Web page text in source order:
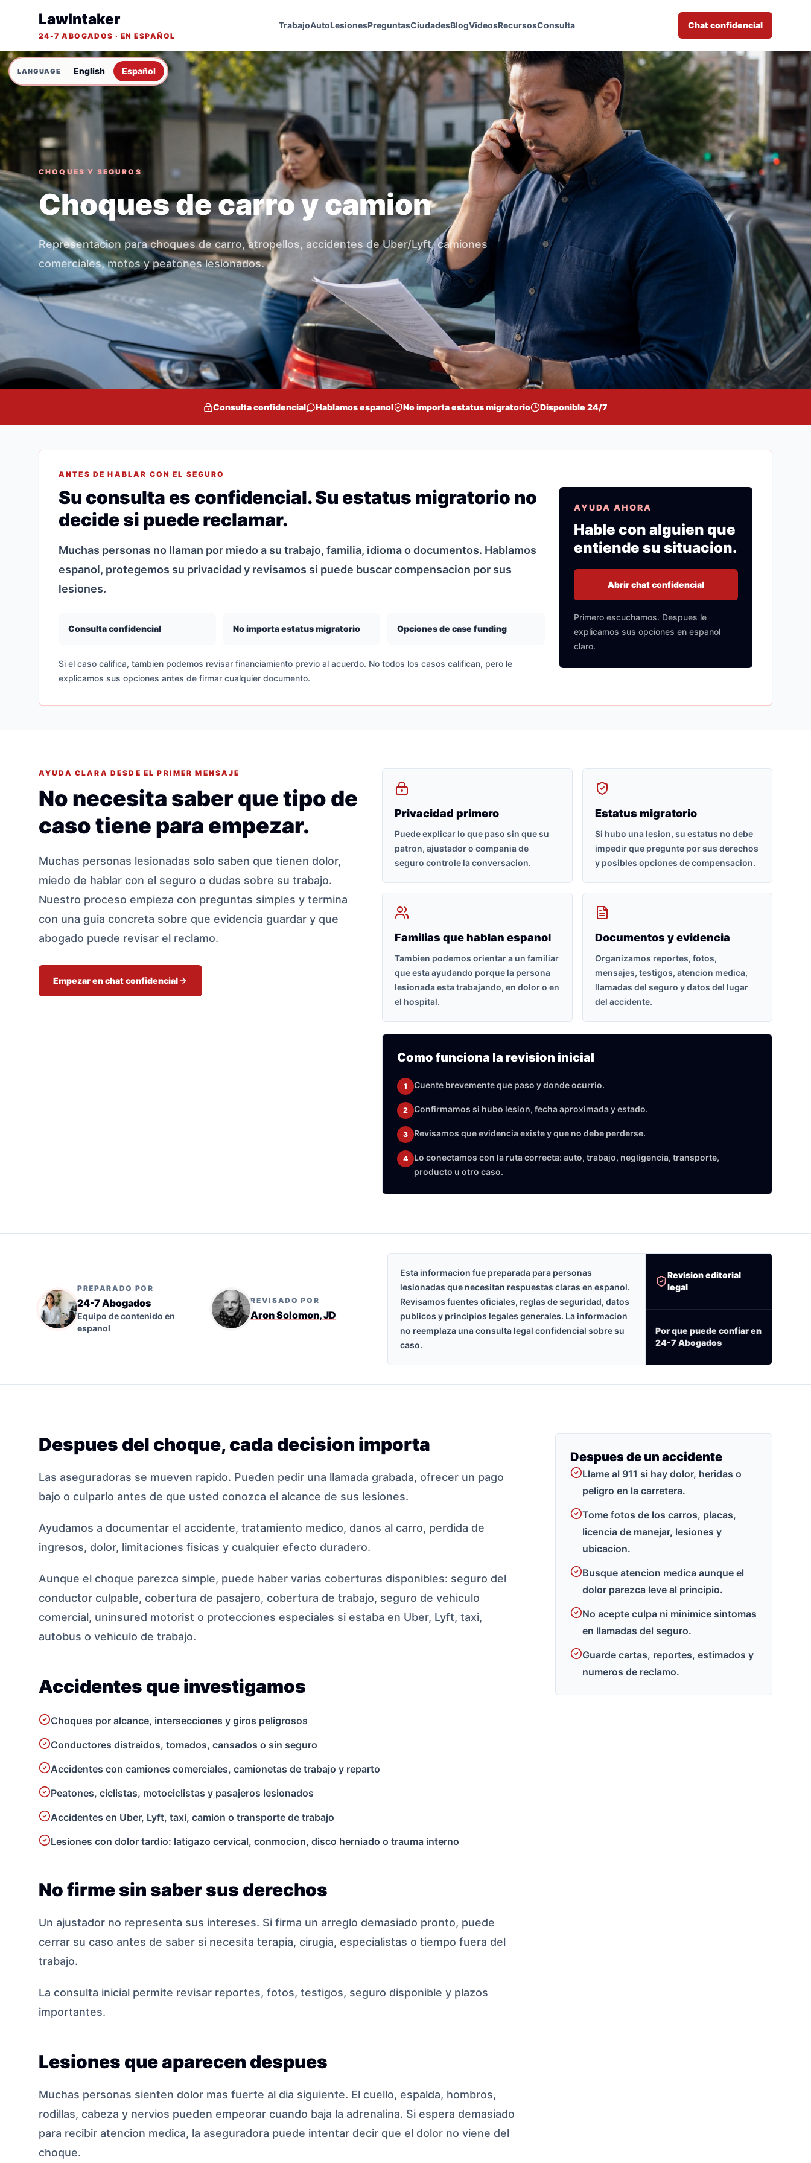
English Español
LawIntaker
24-7 ABOGADOS · EN ESPAÑOL
TrabajoAutoLesionesPreguntasCiudadesBlogVideosRecursosConsulta Chat confidencial
CHOQUES Y SEGUROS
Choques de carro y camion
Representacion para choques de carro, atropellos, accidentes de Uber/Lyft, camiones
comerciales, motos y peatones lesionados.
Consulta confidencial Hablamos espanol No importa estatus migratorio Disponible 24/7
ANTES DE HABLAR CON EL SEGURO
Su consulta es confidencial. Su estatus migratorio no
decide si puede reclamar.
Muchas personas no llaman por miedo a su trabajo, familia, idioma o documentos. Hablamos
espanol, protegemos su privacidad y revisamos si puede buscar compensacion por sus
lesiones.
Consulta confidencial No importa estatus migratorio Opciones de case funding
Si el caso califica, tambien podemos revisar financiamiento previo al acuerdo. No todos los casos califican, pero le
explicamos sus opciones antes de firmar cualquier documento.
AYUDA AHORA
Hable con alguien que
entiende su situacion.
Abrir chat confidencial
Primero escuchamos. Despues le
explicamos sus opciones en espanol
claro.
AYUDA CLARA DESDE EL PRIMER MENSAJE
No necesita saber que tipo de
caso tiene para empezar.
Muchas personas lesionadas solo saben que tienen dolor,
miedo de hablar con el seguro o dudas sobre su trabajo.
Nuestro proceso empieza con preguntas simples y termina
con una guia concreta sobre que evidencia guardar y que
abogado puede revisar el reclamo.
Empezar en chat confidencial
Privacidad primero
Puede explicar lo que paso sin que su
patron, ajustador o compania de
seguro controle la conversacion.
Estatus migratorio
Si hubo una lesion, su estatus no debe
impedir que pregunte por sus derechos
y posibles opciones de compensacion.
Familias que hablan espanol
Tambien podemos orientar a un familiar
que esta ayudando porque la persona
lesionada esta trabajando, en dolor o en
el hospital.
Documentos y evidencia
Organizamos reportes, fotos,
mensajes, testigos, atencion medica,
llamadas del seguro y datos del lugar
del accidente.
Como funciona la revision inicial
1 Cuente brevemente que paso y donde ocurrio.
2 Confirmamos si hubo lesion, fecha aproximada y estado.
3 Revisamos que evidencia existe y que no debe perderse.
4
Lo conectamos con la ruta correcta: auto, trabajo, negligencia, transporte,
producto u otro caso.
PREPARADO POR
24-7 Abogados
Equipo de contenido en
espanol
REVISADO POR
Aron Solomon, JD
Esta informacion fue preparada para personas
lesionadas que necesitan respuestas claras en espanol.
Revisamos fuentes oficiales, reglas de seguridad, datos
publicos y principios legales generales. La informacion
no reemplaza una consulta legal confidencial sobre su
caso.
Revision editorial
legal
Por que puede confiar en
24-7 Abogados
Despues del choque, cada decision importa
Las aseguradoras se mueven rapido. Pueden pedir una llamada grabada, ofrecer un pago
bajo o culparlo antes de que usted conozca el alcance de sus lesiones.
Ayudamos a documentar el accidente, tratamiento medico, danos al carro, perdida de
ingresos, dolor, limitaciones fisicas y cualquier efecto duradero.
Aunque el choque parezca simple, puede haber varias coberturas disponibles: seguro del
conductor culpable, cobertura de pasajero, cobertura de trabajo, seguro de vehiculo
comercial, uninsured motorist o protecciones especiales si estaba en Uber, Lyft, taxi,
autobus o vehiculo de trabajo.
Accidentes que investigamos
Choques por alcance, intersecciones y giros peligrosos
Conductores distraidos, tomados, cansados o sin seguro
Accidentes con camiones comerciales, camionetas de trabajo y reparto
Peatones, ciclistas, motociclistas y pasajeros lesionados
Accidentes en Uber, Lyft, taxi, camion o transporte de trabajo
Lesiones con dolor tardio: latigazo cervical, conmocion, disco herniado o trauma interno
No firme sin saber sus derechos
Un ajustador no representa sus intereses. Si firma un arreglo demasiado pronto, puede
cerrar su caso antes de saber si necesita terapia, cirugia, especialistas o tiempo fuera del
trabajo.
La consulta inicial permite revisar reportes, fotos, testigos, seguro disponible y plazos
importantes.
Lesiones que aparecen despues
Muchas personas sienten dolor mas fuerte al dia siguiente. El cuello, espalda, hombros,
rodillas, cabeza y nervios pueden empeorar cuando baja la adrenalina. Si espera demasiado
para recibir atencion medica, la aseguradora puede intentar decir que el dolor no viene del
choque.
Despues de un accidente
Llame al 911 si hay dolor, heridas o
peligro en la carretera.
Tome fotos de los carros, placas,
licencia de manejar, lesiones y
ubicacion.
Busque atencion medica aunque el
dolor parezca leve al principio.
No acepte culpa ni minimice sintomas
en llamadas del seguro.
Guarde cartas, reportes, estimados y
numeros de reclamo.